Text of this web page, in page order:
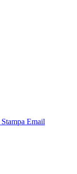
Stampa Email